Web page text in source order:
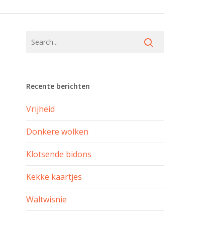
Recente berichten
Vrijheid
Donkere wolken
Klotsende bidons
Kekke kaartjes
Waltwisnie